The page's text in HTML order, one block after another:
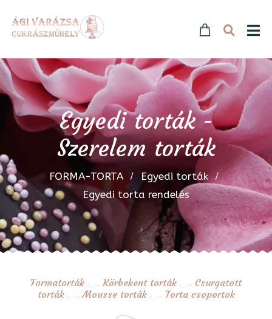
Egyedi torták -
Szerelem torták
FORMA-TORTA
Egyedi torták
Egyedi torta rendelés
Formatorták Körbekent torták
Csurgatott
torták
Mousse torták Torta csoportok